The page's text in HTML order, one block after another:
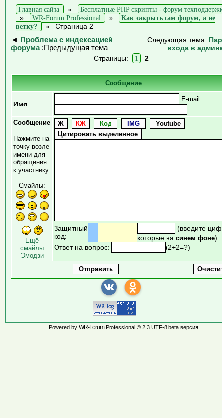
Главная сайта »
Бесплатные PHP скрипты - форум
»
WR-Forum Professional »
Как закрыть сам форум, а не
ветку?
» Страница 2
◄
Проблема с индексацией
форума:Предыдущая тема
Следующая тема:
входа в
Страницы:
1 2
Сообщение
Имя
E-mail
Сообщение
Нажмите на
точку возле
имени для
обращения
к участнику
Смайлы:
Ещё
смайлы
Эмодзи
Защитный
код:
(введите
которые на синем фоне)
Ответ на вопрос:
(2+2=?)
Powered by WR-ForumProfessional © 2.3 UTF-8 beta версия